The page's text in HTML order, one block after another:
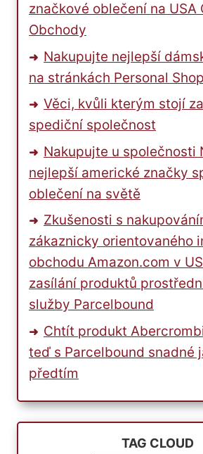
značkové oblečení na USA
Obchody
Nakupujte nejlepší
na stránkách Personal
Věci, kvůli kterým stojí
spediční společnost
Nakupujte u společnosti
nejlepší americké značky
oblečení na světě
Zkušenosti s
zákaznicky orientovaného
obchodu Amazon.com v
zasílání produktů
služby Parcelbound
Chtít produkt
teď s Parcelbound snadné
předtím
TAG CLOUD